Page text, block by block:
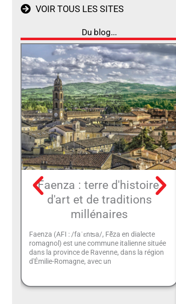
VOIR TOUS LES SITES
Du blog...
Faenza : terre d'histoire,
d'art et de traditions
millénaires
Faenza (AFI : /faˈɛnʦa/, Fẽ́za en dialecte
romagnol) est une commune italienne située
dans la province de Ravenne, dans la région
d'Émilie-Romagne, avec un